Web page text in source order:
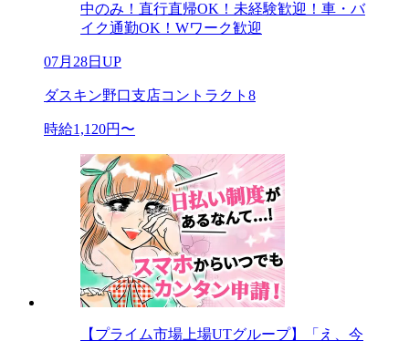
中のみ！直行直帰OK！未経験歓迎！車・バ
イク通勤OK！Wワーク歓迎
07月28日UP
ダスキン野口支店コントラクト8
時給1,120円〜
【プライム市場上場UTグループ】「え、今